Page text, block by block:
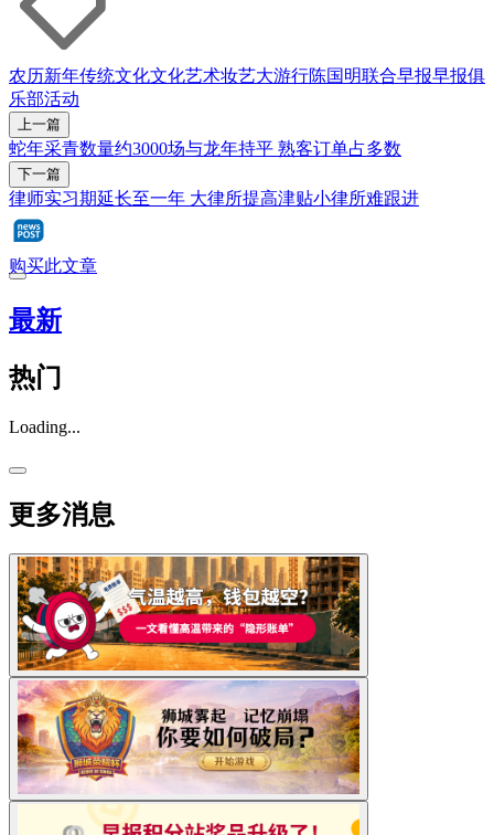
农历新年传统文化文化艺术妆艺大游行陈国明联合早报早报俱
乐部活动
上一篇
蛇年采青数量约3000场与龙年持平 熟客订单占多数
下一篇
律师实习期延长至一年 大律所提高津贴小律所难跟进
购买此文章
最新
热门
Loading...
更多消息